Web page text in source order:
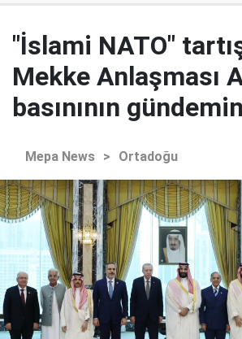
"İslami NATO"
Mekke Anlaşması
basınının
Mepa News > Ortadoğu